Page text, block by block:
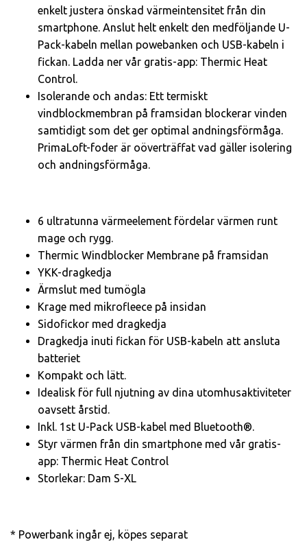
enkelt justera önskad värmeintensitet från din
smartphone. Anslut helt enkelt den medföljande U-
Pack-kabeln mellan powebanken och USB-kabeln i
fickan. Ladda ner vår gratis-app: Thermic Heat
Control.
Isolerande och andas: Ett termiskt
vindblockmembran på framsidan blockerar vinden
samtidigt som det ger optimal andningsförmåga.
PrimaLoft-foder är oöverträffat vad gäller isolering
och andningsförmåga.
6 ultratunna värmeelement fördelar värmen runt
mage och rygg.
Thermic Windblocker Membrane på framsidan
YKK-dragkedja
Ärmslut med tumögla
Krage med mikrofleece på insidan
Sidofickor med dragkedja
Dragkedja inuti fickan för USB-kabeln att ansluta
batteriet
Kompakt och lätt.
Idealisk för full njutning av dina utomhusaktiviteter
oavsett årstid.
Inkl. 1st U-Pack USB-kabel med Bluetooth®.
Styr värmen från din smartphone med vår gratis-
app: Thermic Heat Control
Storlekar: Dam S-XL
* Powerbank ingår ej, köpes separat